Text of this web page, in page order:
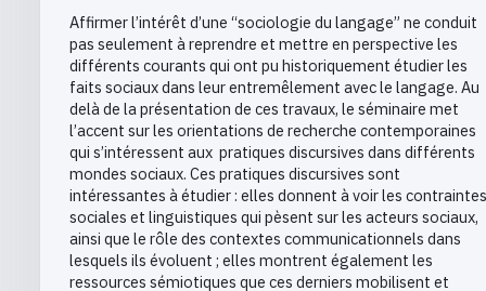
Affirmer l’intérêt d’une “sociologie du langage” ne conduit
pas seulement à reprendre et mettre en perspective les
différents courants qui ont pu historiquement étudier les
faits sociaux dans leur entremêlement avec le langage. Au
delà de la présentation de ces travaux, le séminaire met
l’accent sur les orientations de recherche contemporaines
qui s’intéressent aux pratiques discursives dans différents
mondes sociaux. Ces pratiques discursives sont
intéressantes à étudier : elles donnent à voir les contraintes
sociales et linguistiques qui pèsent sur les acteurs sociaux,
ainsi que le rôle des contextes communicationnels dans
lesquels ils évoluent ; elles montrent également les
ressources sémiotiques que ces derniers mobilisent et